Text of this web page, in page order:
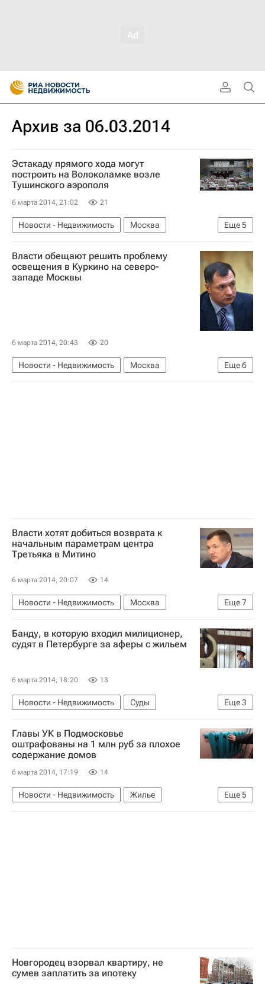
Архив за 06.03.2014
Эстакаду прямого хода могут
построить на Волоколамке возле
Тушинского аэрополя
6 марта 2014, 21:02 21
Еще5
Новости - Недвижимость
Москва
Реконструкция
Дороги
Марат Хуснуллин
Инфраструктура
Россия
Власти обещают решить проблему
освещения в Куркино на северо-
западе Москвы
6 марта 2014, 20:43 20
Еще6
Новости - Недвижимость
Москва
Стройкомплекс
Марат Хуснуллин
Школы
Власти хотят добиться возврата к
начальным параметрам центра
Третьяка в Митино
6 марта 2014, 20:07 14
Еще7
Новости - Недвижимость
Москва
Стройкомплекс
Марат Хуснуллин
Москомстройинвест
МФК
Коммерческая недвижимость
Банду, в которую входил милиционер,
судят в Петербурге за аферы с жильем
6 марта 2014, 18:20 13
Еще3
Новости - Недвижимость
Суды
Мошенничество
Следственный комитет России (СК РФ)
Россия
Главы УК в Подмосковье
оштрафованы на 1 млн руб за плохое
содержание домов
6 марта 2014, 17:19 14
Еще5
Новости - Недвижимость
Жилье
Управляющие компании
Штрафы
Новгородец взорвал квартиру, не
сумев заплатить за ипотеку